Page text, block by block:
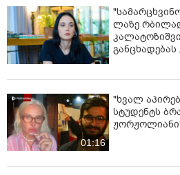
ლა­ზე
განცხადებას
01:16
"ხვალ
სტუდენტს